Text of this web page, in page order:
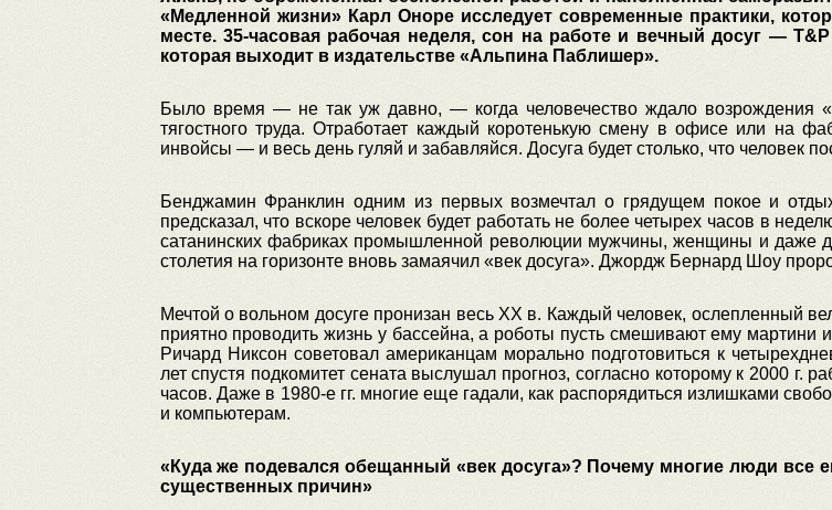
«Медленной жизни» Карл Оноре исследует современные практики,
месте. 35-часовая рабочая неделя, сон на работе и вечный досуг —
которая выходит в издательстве «Альпина Паблишер».
Было время — не так уж давно, — когда человечество ждало возрождения
тягостного труда. Отработает каждый коротенькую смену в офисе или на
инвойсы — и весь день гуляй и забавляйся. Досуга будет столько, что человек
Бенджамин Франклин одним из первых возмечтал о грядущем покое и
предсказал, что вскоре человек будет работать не более четырех часов в
сатанинских фабриках промышленной революции мужчины, женщины и даже
столетия на горизонте вновь замаячил «век досуга». Джордж Бернард Шоу
Мечтой о вольном досуге пронизан весь XX в. Каждый человек, ослепленный
приятно проводить жизнь у бассейна, а роботы пусть смешивают ему
Ричард Никсон советовал американцам морально подготовиться к
лет спустя подкомитет сената выслушал прогноз, согласно которому к 2000 г.
часов. Даже в 1980-е гг. многие еще гадали, как распорядиться излишками
и компьютерам.
«Куда же подевался обещанный «век досуга»? Почему многие люди
существенных причин»